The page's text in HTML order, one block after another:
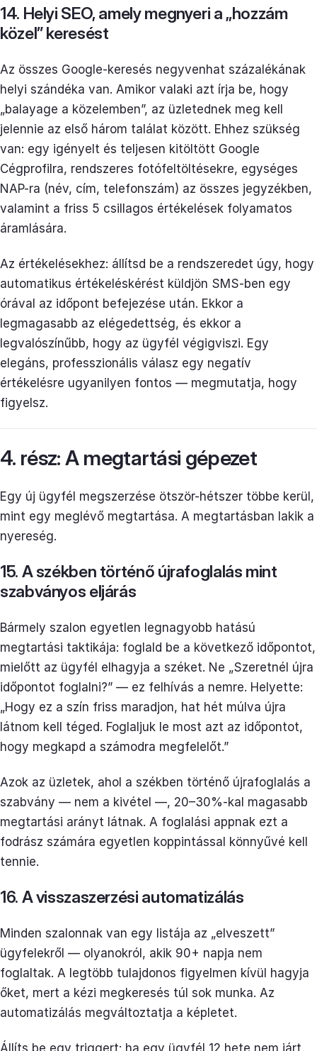
14. Helyi SEO, amely megnyeri a „hozzám
közel” keresést
Az összes Google-keresés negyvenhat százalékának
helyi szándéka van. Amikor valaki azt írja be, hogy
„balayage a közelemben”, az üzletednek meg kell
jelennie az első három találat között. Ehhez szükség
van: egy igényelt és teljesen kitöltött Google
Cégprofilra, rendszeres fotófeltöltésekre, egységes
NAP-ra (név, cím, telefonszám) az összes jegyzékben,
valamint a friss 5 csillagos értékelések folyamatos
áramlására.
Az értékelésekhez: állítsd be a rendszeredet úgy, hogy
automatikus értékeléskérést küldjön SMS-ben egy
órával az időpont befejezése után. Ekkor a
legmagasabb az elégedettség, és ekkor a
legvalószínűbb, hogy az ügyfél végigviszi. Egy
elegáns, professzionális válasz egy negatív
értékelésre ugyanilyen fontos — megmutatja, hogy
figyelsz.
4. rész: A megtartási gépezet
Egy új ügyfél megszerzése ötször-hétszer többe kerül,
mint egy meglévő megtartása. A megtartásban lakik a
nyereség.
15. A székben történő újrafoglalás mint
szabványos eljárás
Bármely szalon egyetlen legnagyobb hatású
megtartási taktikája: foglald be a következő időpontot,
mielőtt az ügyfél elhagyja a széket. Ne „Szeretnél újra
időpontot foglalni?” — ez felhívás a nemre. Helyette:
„Hogy ez a szín friss maradjon, hat hét múlva újra
látnom kell téged. Foglaljuk le most azt az időpontot,
hogy megkapd a számodra megfelelőt.”
Azok az üzletek, ahol a székben történő újrafoglalás a
szabvány — nem a kivétel —, 20–30%-kal magasabb
megtartási arányt látnak. A foglalási appnak ezt a
fodrász számára egyetlen koppintással könnyűvé kell
tennie.
16. A visszaszerzési automatizálás
Minden szalonnak van egy listája az „elveszett”
ügyfelekről — olyanokról, akik 90+ napja nem
foglaltak. A legtöbb tulajdonos figyelmen kívül hagyja
őket, mert a kézi megkeresés túl sok munka. Az
automatizálás megváltoztatja a képletet.